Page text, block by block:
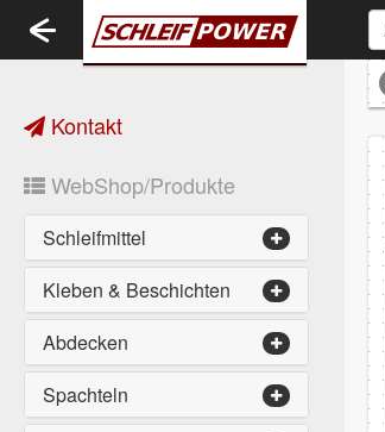
Kontakt
WebShop/Produkte
Schleifmittel
Kleben & Beschichten
Abdecken
Spachteln
Toggle
navigation